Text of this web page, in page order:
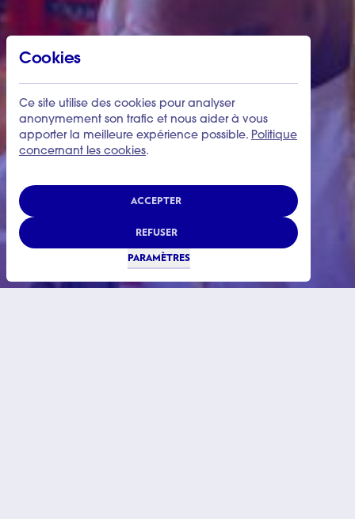
Cookies
Ce site utilise des cookies pour analyser
anonymement son trafic et nous aider à vous
apporter la meilleure expérience possible. Politique
concernant les cookies.
ACCEPTER
REFUSER
PARAMÈTRES